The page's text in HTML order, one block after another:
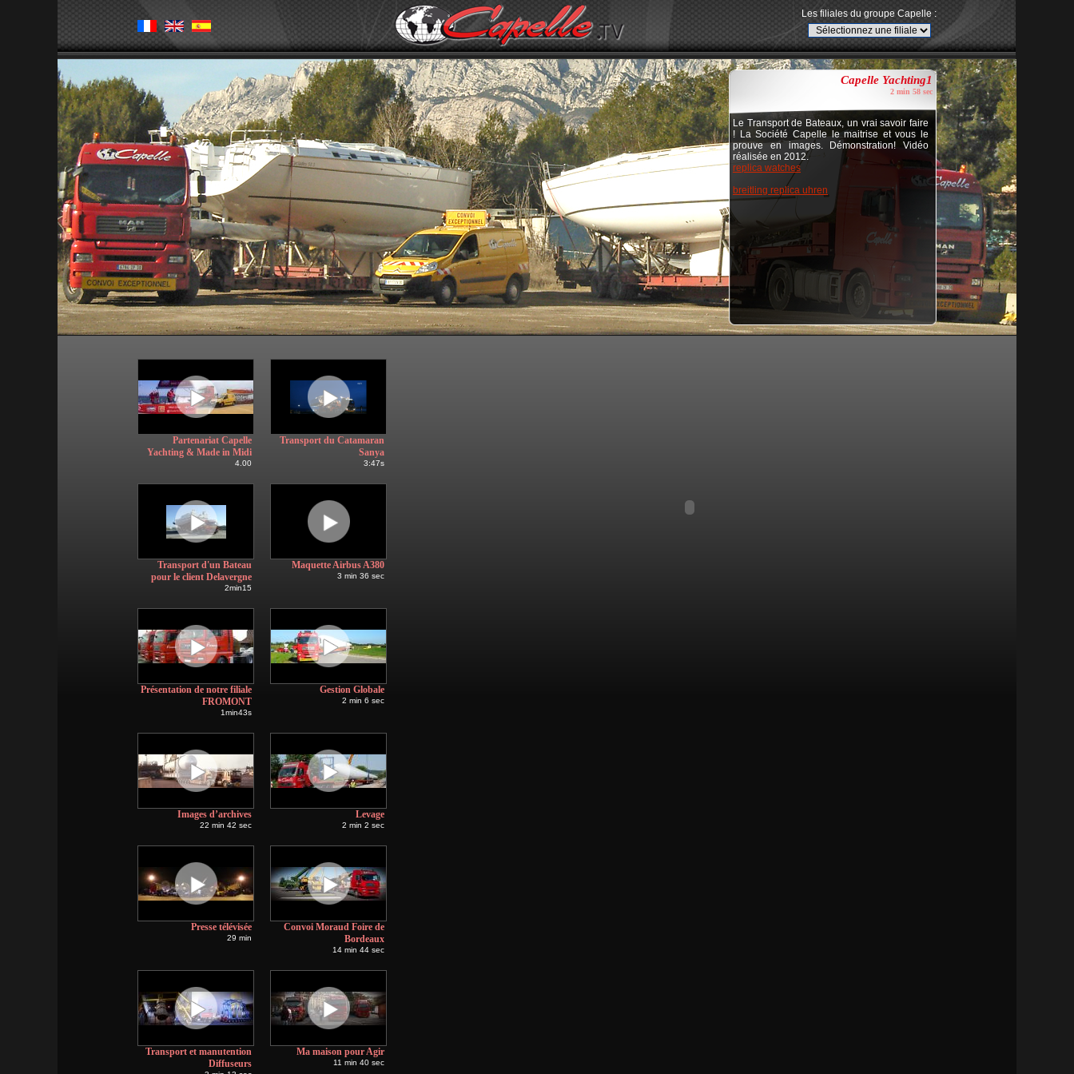
Les filiales du groupe Capelle :
Capelle Yachting1
2 min 58 sec
Le Transport de Bateaux, un vrai savoir faire
! La Société Capelle le maitrise et vous le
prouve en images. Démonstration! Vidéo
réalisée en 2012.
replica watches
breitling replica uhren
Partenariat Capelle
Yachting & Made in Midi
4.00
Transport du Catamaran
Sanya
3:47s
Transport d'un Bateau
pour le client Delavergne
2min15
Maquette Airbus A380
3 min 36 sec
Présentation de notre filiale
FROMONT
1min43s
Gestion Globale
2 min 6 sec
Images d’archives
22 min 42 sec
Levage
2 min 2 sec
Presse télévisée
29 min
Convoi Moraud Foire de
Bordeaux
14 min 44 sec
Transport et manutention
Diffuseurs
Ma maison pour Agir
11 min 40 sec